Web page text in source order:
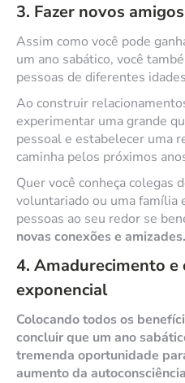
3. Fazer novos amigos
Assim como você pode
um ano sabático, você
pessoas de diferentes
Ao construir
experimentar uma grande
pessoal e estabelecer uma
caminha pelos próximos
Quer você conheça colegas
voluntariado ou uma família
pessoas ao seu redor se
novas conexões e amizades.
4. Amadurecimento e
exponencial
Colocando todos os
concluir que um ano
tremenda oportunidade
aumento da